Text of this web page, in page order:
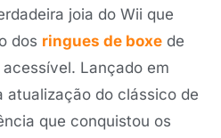
joia do Wii que
dos ringues de boxe de
Lançado em
atualização do clássico de
que conquistou os